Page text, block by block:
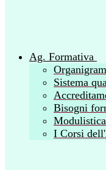
Ag. Formativa
Sistema
Bisogni
I Corsi